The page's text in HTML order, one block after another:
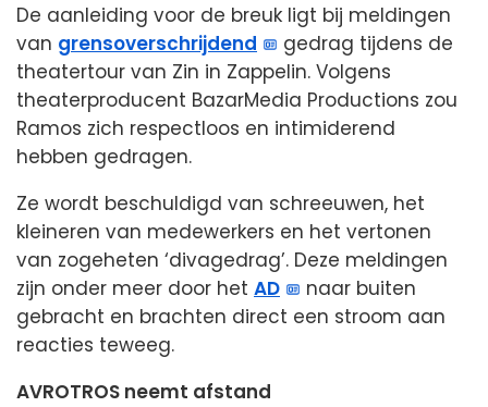
De aanleiding voor de breuk ligt bij meldingen
van grensoverschrijdend
gedrag tijdens de
theatertour van Zin in Zappelin. Volgens
theaterproducent BazarMedia Productions zou
Ramos zich respectloos en intimiderend
hebben gedragen.
Ze wordt beschuldigd van schreeuwen, het
kleineren van medewerkers en het vertonen
van zogeheten ‘divagedrag’. Deze meldingen
zijn onder meer door het AD
naar buiten
gebracht en brachten direct een stroom aan
reacties teweeg.
AVROTROS neemt afstand